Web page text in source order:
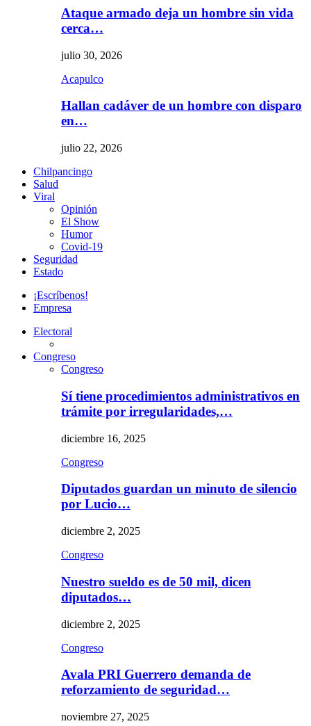
Ataque armado deja un hombre sin vida
cerca…
julio 30, 2026
Acapulco
Hallan cadáver de un hombre con disparo
en…
julio 22, 2026
Chilpancingo
Salud
Viral
Opinión
El Show
Humor
Covid-19
Seguridad
Estado
¡Escríbenos!
Empresa
Electoral
Congreso
Congreso
Sí tiene procedimientos administrativos en
trámite por irregularidades,…
diciembre 16, 2025
Congreso
Diputados guardan un minuto de silencio
por Lucio…
diciembre 2, 2025
Congreso
Nuestro sueldo es de 50 mil, dicen
diputados…
diciembre 2, 2025
Congreso
Avala PRI Guerrero demanda de
reforzamiento de seguridad…
noviembre 27, 2025